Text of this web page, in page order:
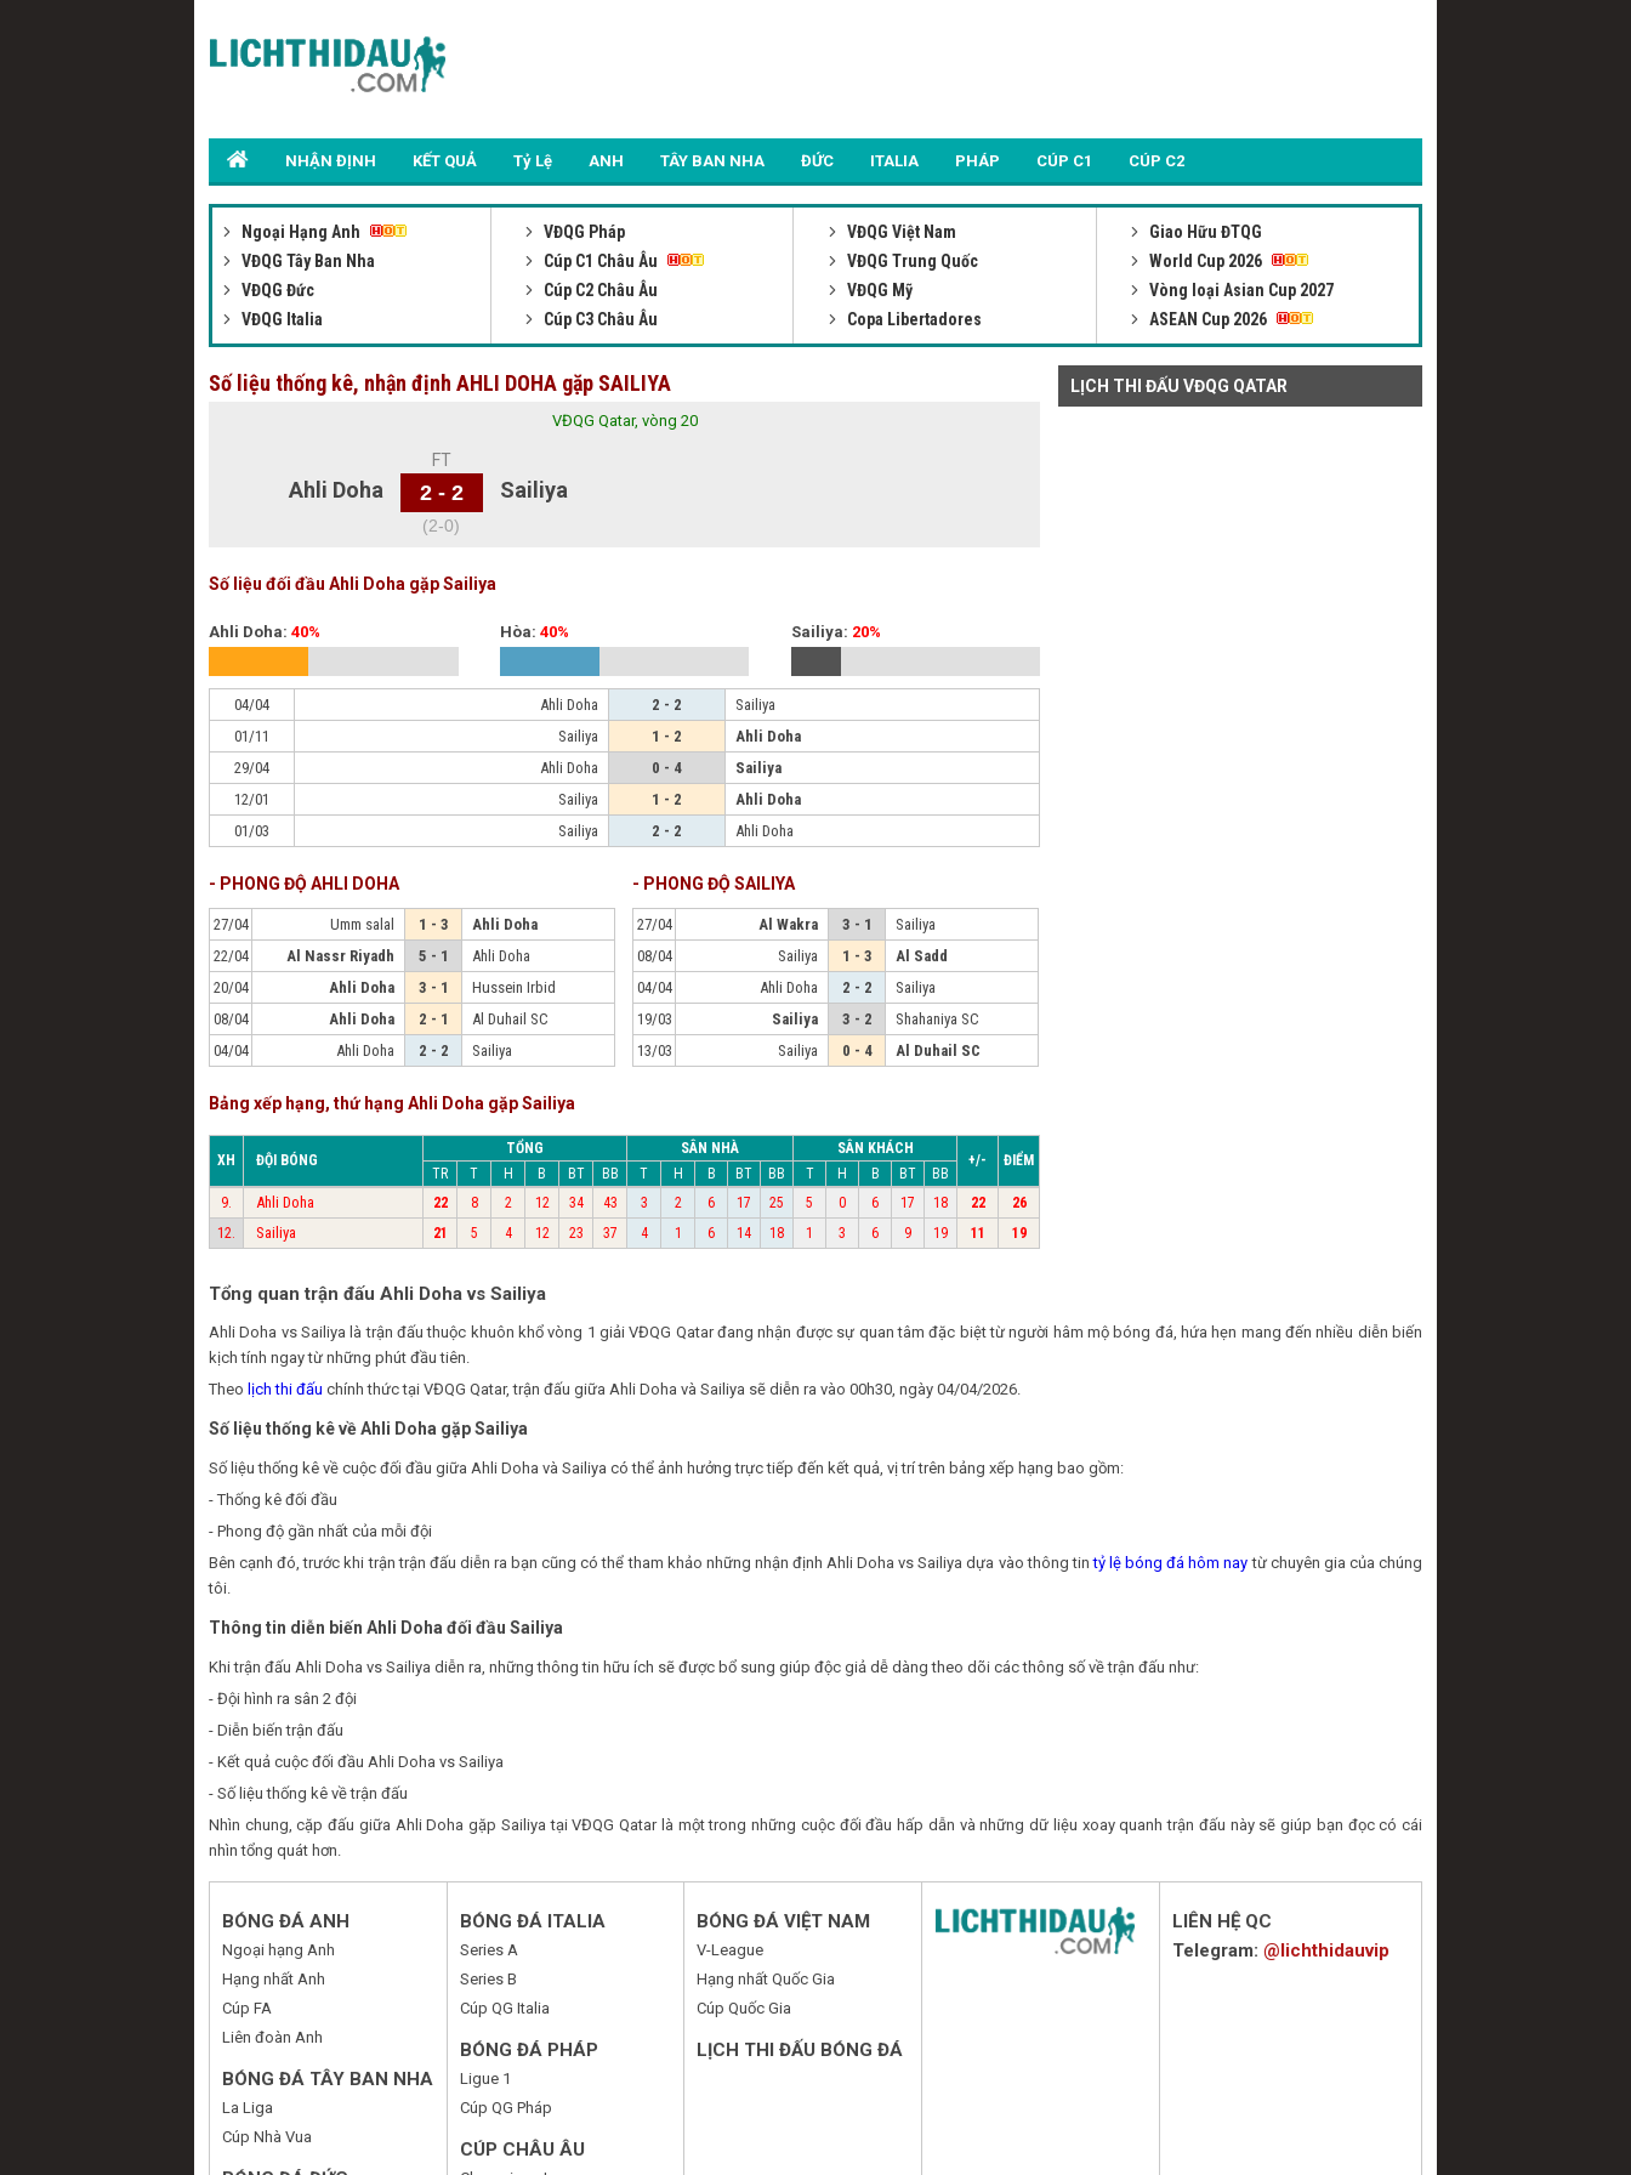
NHẬN ĐỊNH KẾT QUẢ Tỷ Lệ ANH TÂY BAN NHA ĐỨC ITALIA PHÁP CÚP C1 CÚP C2
Ngoại Hạng Anh
VĐQG Tây Ban Nha
VĐQG Đức
VĐQG Italia
VĐQG Pháp
Cúp C1 Châu Âu
Cúp C2 Châu Âu
Cúp C3 Châu Âu
VĐQG Việt Nam
VĐQG Trung Quốc
VĐQG Mỹ
Copa Libertadores
Giao Hữu ĐTQG
World Cup 2026
Vòng loại Asian Cup 2027
ASEAN Cup 2026
Số liệu thống kê, nhận định AHLI DOHA gặp SAILIYA
VĐQG Qatar, vòng 20
Ahli Doha
FT
2 - 2
(2-0)
Sailiya
Số liệu đối đầu Ahli Doha gặp Sailiya
Ahli Doha: 40% Hòa: 40% Sailiya: 20%
04/04 Ahli Doha 2 - 2
Sailiya
01/11
Sailiya 1 - 2
Ahli Doha
29/04
Ahli Doha 0 - 4
Sailiya
12/01
Sailiya 1 - 2
Ahli Doha
01/03
Sailiya 2 - 2 Ahli Doha
- PHONG ĐỘ AHLI DOHA
27/04 Umm salal 1 - 3
Ahli Doha
22/04
Al Nassr Riyadh 5 - 1
Ahli Doha
20/04
Ahli Doha 3 - 1
Hussein Irbid
08/04
Ahli Doha 2 - 1
Al Duhail SC
04/04
Ahli Doha 2 - 2 Sailiya
- PHONG ĐỘ SAILIYA
27/04 Al Wakra 3 - 1
Sailiya
08/04
Sailiya 1 - 3
Al Sadd
04/04
Ahli Doha 2 - 2
Sailiya
19/03
Sailiya 3 - 2
Shahaniya SC
13/03
Sailiya 0 - 4 Al Duhail SC
Bảng xếp hạng, thứ hạng Ahli Doha gặp Sailiya
XH ĐỘI BÓNG
TỔNG SÂN NHÀ SÂN KHÁCH
+/- ĐIỂM
TR T H B BT BB T H B BT BB T H B BT
BB
9.
Ahli Doha 22 8 2 12 34 43 3 2 6 17 25 5 0 6 17 18 22
26
12.
Sailiya 21 5 4 12 23 37 4 1 6 14 18 1 3 6 9 19 11 19
LỊCH THI ĐẤU VĐQG QATAR
Tổng quan trận đấu Ahli Doha vs Sailiya
Ahli Doha vs Sailiya là trận đấu thuộc khuôn khổ vòng 1 giải VĐQG Qatar đang nhận được sự quan tâm đặc biệt từ người hâm mộ bóng đá, hứa hẹn mang đến nhiều diễn biến
kịch tính ngay từ những phút đầu tiên.
Theo lịch thi đấu chính thức tại VĐQG Qatar, trận đấu giữa Ahli Doha và Sailiya sẽ diễn ra vào 00h30, ngày 04/04/2026.
Số liệu thống kê về Ahli Doha gặp Sailiya
Số liệu thống kê về cuộc đối đầu giữa Ahli Doha và Sailiya có thể ảnh hưởng trực tiếp đến kết quả, vị trí trên bảng xếp hạng bao gồm:
- Thống kê đối đầu
- Phong độ gần nhất của mỗi đội
Bên cạnh đó, trước khi trận trận đấu diễn ra bạn cũng có thể tham khảo những nhận định Ahli Doha vs Sailiya dựa vào thông tintỷ lệ bóng đá hôm nay từ chuyên gia của chúng
tôi.
Thông tin diễn biến Ahli Doha đối đầu Sailiya
Khi trận đấu Ahli Doha vs Sailiya diễn ra, những thông tin hữu ích sẽ được bổ sung giúp độc giả dễ dàng theo dõi các thông số về trận đấu như:
- Đội hình ra sân 2 đội
- Diễn biến trận đấu
- Kết quả cuộc đối đầu Ahli Doha vs Sailiya
- Số liệu thống kê về trận đấu
Nhìn chung, cặp đấu giữa Ahli Doha gặp Sailiya tại VĐQG Qatar là một trong những cuộc đối đầu hấp dẫn và những dữ liệu xoay quanh trận đấu này sẽ giúp bạn đọc có cái
nhìn tổng quát hơn.
BÓNG ĐÁ ANH
Ngoại hạng Anh
Hạng nhất Anh
Cúp FA
Liên đoàn Anh
BÓNG ĐÁ TÂY BAN NHA
La Liga
Cúp Nhà Vua
BÓNG ĐÁ ITALIA
Series A
Series B
Cúp QG Italia
BÓNG ĐÁ PHÁP
Ligue 1
Cúp QG Pháp
CÚP CHÂU ÂU
BÓNG ĐÁ VIỆT NAM
V-League
Hạng nhất Quốc Gia
Cúp Quốc Gia
LỊCH THI ĐẤU BÓNG ĐÁ
LIÊN HỆ QC
Telegram: @lichthidauvip